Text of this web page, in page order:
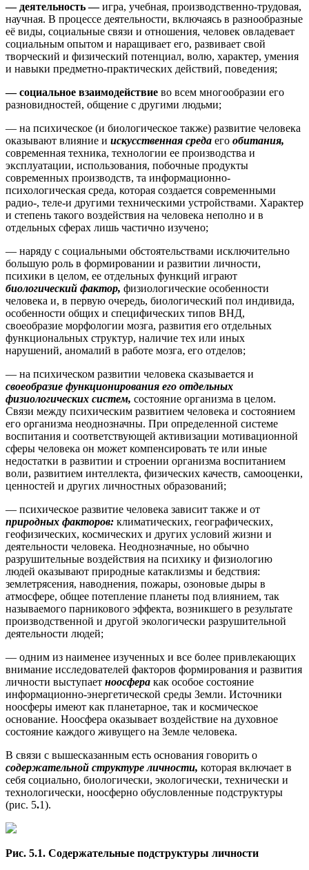
— деятельность —игра, учебная, производственно-трудовая,
научная. В процессе деятельности, включаясь в разнообразные
её виды, социальные связи и отношения, человек овладевает
социальным опытом и наращивает его, развивает свой
творческий и физический потенциал, волю, характер, умения
и навыки предметно-практических действий, поведения;
— социальное взаимодействие во всем многообразии его
разновидностей, общение с другими людьми;
— на психическое (и биологическое также) развитие человека
оказывают влияние и искусственная среда его обитания,
современная техника, технологии ее производства и
эксплуатации, использования, побочные продукты
современных производств, та информационно-
психологическая среда, которая создается современными
радио-, теле-и другими техническими устройствами. Характер
и степень такого воздействия на человека неполно и в
отдельных сферах лишь частично изучено;
— наряду с социальными обстоятельствами исключительно
большую роль в формировании и развитии личности,
психики в целом, ее отдельных функций играют
биологический фактор, физиологические особенности
человека и, в первую очередь, биологический пол индивида,
особенности общих и специфических типов ВНД,
своеобразие морфологии мозга, развития его отдельных
функциональных структур, наличие тех или иных
нарушений, аномалий в работе мозга, его отделов;
— на психическом развитии человека сказывается и
своеобразие функционирования его отдельных
физиологических систем, состояние организма в целом.
Связи между психическим развитием человека и состоянием
его организма неоднозначны. При определенной системе
воспитания и соответствующей активизации мотивационной
сферы человека он может компенсировать те или иные
недостатки в развитии и строении организма воспитанием
воли, развитием интеллекта, физических качеств, самооценки,
ценностей и других личностных образований;
— психическое развитие человека зависит также и от
природных факторов: климатических, географических,
геофизических, космических и других условий жизни и
деятельности человека. Неоднозначные, но обычно
разрушительные воздействия на психику и физиологию
людей оказывают природные катаклизмы и бедствия:
землетрясения, наводнения, пожары, озоновые дыры в
атмосфере, общее потепление планеты под влиянием, так
называемого парникового эффекта, возникшего в результате
производственной и другой экологически разрушительной
деятельности людей;
— одним из наименее изученных и все более привлекающих
внимание исследователей факторов формирования и развития
личности выступает ноосфера как особое состояние
информационно-энергетической среды Земли. Источники
ноосферы имеют как планетарное, так и космическое
основание. Ноосфера оказывает воздействие на духовное
состояние каждого живущего на Земле человека.
В связи с вышесказанным есть основания говорить о
содержательной структуре личности, которая включает в
себя социально, биологически, экологически, технически и
технологически, ноосферно обусловленные подструктуры
(рис. 5.1).
Рис. 5.1. Содержательные подструктуры личности